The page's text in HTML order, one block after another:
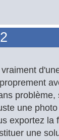
une
exportez la
une